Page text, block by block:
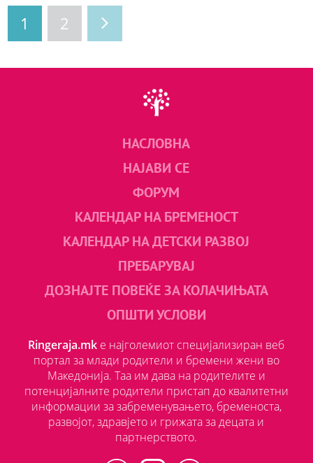
1 2
НАСЛОВНА
НАЈАВИ СЕ
ФОРУМ
КАЛЕНДАР НА БРЕМЕНОСТ
КАЛЕНДАР НА ДЕТСКИ РАЗВОЈ
ПРЕБАРУВАЈ
ДОЗНАЈТЕ ПОВЕЌЕ ЗА КОЛАЧИЊАТА
ОПШТИ УСЛОВИ
Ringeraja.mk е најголемиот специјализиран веб
портал за млади родители и бремени жени во
Македонија. Таа им дава на родителите и
потенцијалните родители пристап до квалитетни
информации за забременувањето, бременоста,
развојот, здравјето и грижата за децата и
партнерството.